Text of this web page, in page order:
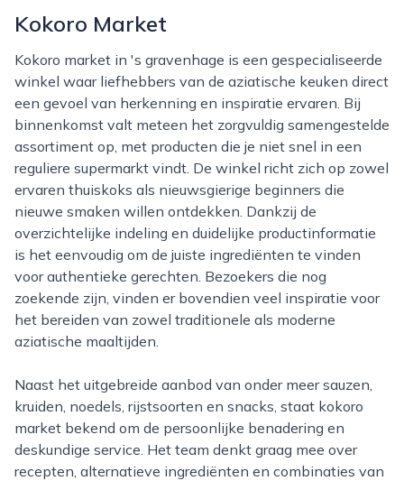
Kokoro Market
Kokoro market in 's gravenhage is een gespecialiseerde
winkel waar liefhebbers van de aziatische keuken direct
een gevoel van herkenning en inspiratie ervaren. Bij
binnenkomst valt meteen het zorgvuldig samengestelde
assortiment op, met producten die je niet snel in een
reguliere supermarkt vindt. De winkel richt zich op zowel
ervaren thuiskoks als nieuwsgierige beginners die
nieuwe smaken willen ontdekken. Dankzij de
overzichtelijke indeling en duidelijke productinformatie
is het eenvoudig om de juiste ingrediënten te vinden
voor authentieke gerechten. Bezoekers die nog
zoekende zijn, vinden er bovendien veel inspiratie voor
het bereiden van zowel traditionele als moderne
aziatische maaltijden.
Naast het uitgebreide aanbod van onder meer sauzen,
kruiden, noedels, rijstsoorten en snacks, staat kokoro
market bekend om de persoonlijke benadering en
deskundige service. Het team denkt graag mee over
recepten, alternatieve ingrediënten en combinaties van